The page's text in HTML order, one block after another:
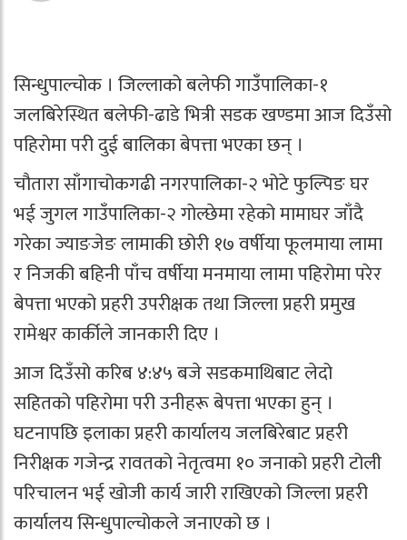
सिन्धुपाल्चोक । जिल्लाको बलेफी गाउँपालिका-१
जलबिरेस्थित बलेफी-ढाडे भित्री सडक खण्डमा आज दिउँसो
पहिरोमा परी दुई बालिका बेपत्ता भएका छन् ।
चौतारा साँगाचोकगढी नगरपालिका-२ भोटे फुल्पिङ घर
भई जुगल गाउँपालिका-२ गोल्छेमा रहेको मामाघर जाँदै
गरेका ज्याङजेङ लामाकी छोरी १७ वर्षीया फूलमाया लामा
र निजकी बहिनी पाँच वर्षीया मनमाया लामा पहिरोमा परेर
बेपत्ता भएको प्रहरी उपरीक्षक तथा जिल्ला प्रहरी प्रमुख
रामेश्वर कार्कीले जानकारी दिए ।
आज दिउँसो करिब ४:४५ बजे सडकमाथिबाट लेदो
सहितको पहिरोमा परी उनीहरू बेपत्ता भएका हुन् ।
घटनापछि इलाका प्रहरी कार्यालय जलबिरेबाट प्रहरी
निरीक्षक गजेन्द्र रावतको नेतृत्वमा १० जनाको प्रहरी टोली
परिचालन भई खोजी कार्य जारी राखिएको जिल्ला प्रहरी
कार्यालय सिन्धुपाल्चोकले जनाएको छ ।